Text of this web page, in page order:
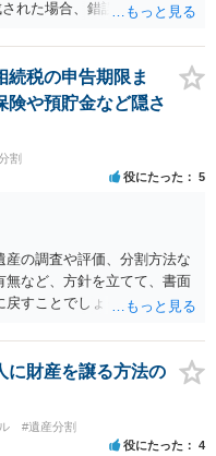
れた場合、錯誤（勘違い）
０～数十万円程度になるケ
護士ごとに異なりますので一
税の申告期限ま
や預貯金など隠さ
割
役にたった 5
の調査や評価、分割方法な
無など、方針を立てて、書面
すことでしょう。 申告につ
する旨の書 面を添付するこ
を把握してるので、税務署か
に財産を譲る方法の
#遺産分割
役にたった 4